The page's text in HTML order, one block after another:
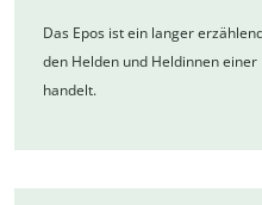
Das Epos ist ein langer
den Helden und Heldinnen
handelt.